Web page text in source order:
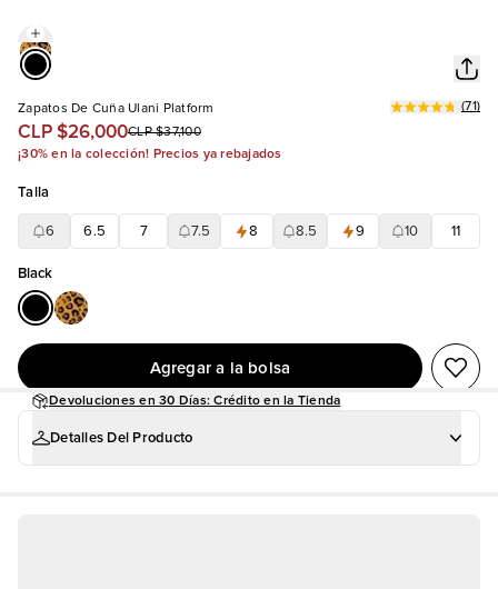
Zapatos De Cuña Ulani Platform
CLP $26,000CLP $37,100
(71)
¡30% en la colección! Precios ya rebajados
Talla
6 6.5 7 7.5 8 8.5 9 10 11
Black
Agregar a la bolsa
Devoluciones en 30 Días: Crédito en la Tienda
Detalles Del Producto